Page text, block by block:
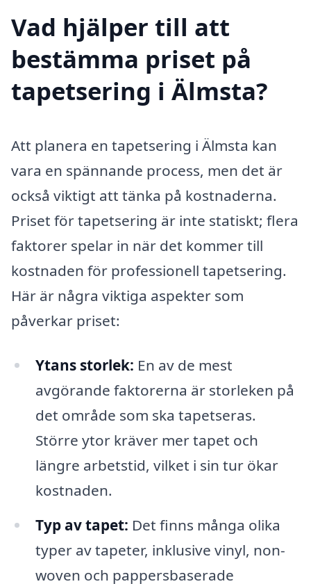
Vad hjälper till att
bestämma priset på
tapetsering i Älmsta?
Att planera en tapetsering i Älmsta kan
vara en spännande process, men det är
också viktigt att tänka på kostnaderna.
Priset för tapetsering är inte statiskt; flera
faktorer spelar in när det kommer till
kostnaden för professionell tapetsering.
Här är några viktiga aspekter som
påverkar priset:
Ytans storlek: En av de mest
avgörande faktorerna är storleken på
det område som ska tapetseras.
Större ytor kräver mer tapet och
längre arbetstid, vilket i sin tur ökar
kostnaden.
Typ av tapet: Det finns många olika
typer av tapeter, inklusive vinyl, non-
woven och pappersbaserade